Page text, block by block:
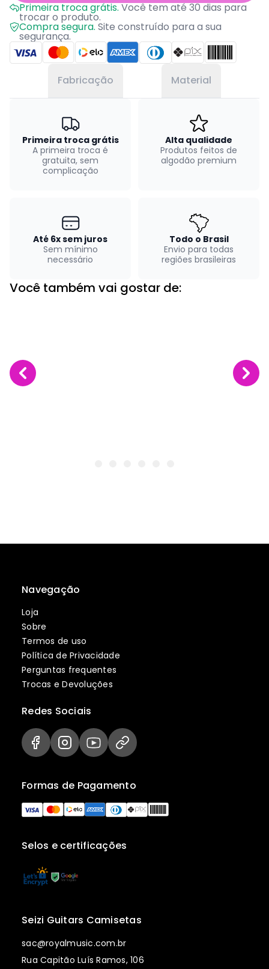
Primeira troca grátis.Você tem até 30 dias para
trocar o produto.
Compra segura. Site construído para a sua
segurança.
Fabricação Material
Primeira troca grátis
A primeira troca é
gratuita, sem
complicação
Alta qualidade
Produtos feitos de
algodão premium
Até 6x sem juros
Sem mínimo
necessário
Todo o Brasil
Envio para todas
regiões brasileiras
Você também vai gostar de:
Navegação
Loja
Sobre
Termos de uso
Política de Privacidade
Perguntas frequentes
Trocas e Devoluções
Selos e certificações
Formas de Pagamento
Redes Sociais
Seizi Guitars Camisetas
sac@royalmusic.com.br
Rua Capitão Luís Ramos, 106